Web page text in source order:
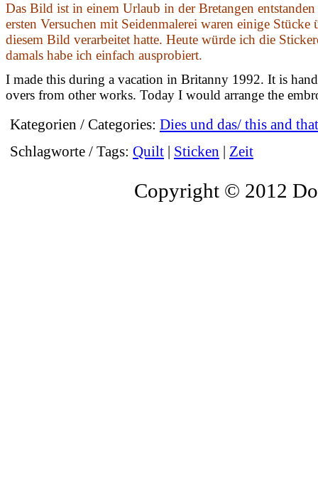
Das Bild ist in einem Urlaub in der Bretangen
ersten Versuchen mit Seidenmalerei waren einige
diesem Bild verarbeitet hatte. Heute würde ich die
damals habe ich einfach ausprobiert.
I made this during a vacation in Britanny 1992. It is
overs from other works. Today I would arrange the
Kategorien / Categories: Dies und das/ this and that
Schlagworte / Tags: Quilt | Sticken | Zeit
Copyright © 2012